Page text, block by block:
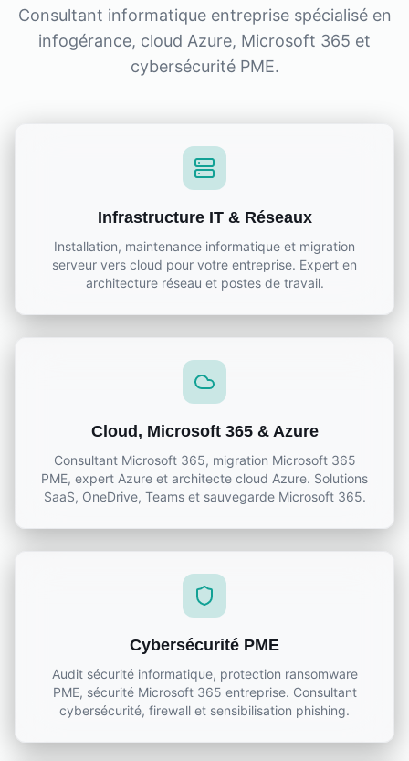
Consultant informatique entreprise spécialisé en
infogérance, cloud Azure, Microsoft 365 et
cybersécurité PME.
Infrastructure IT & Réseaux
Installation, maintenance informatique et migration
serveur vers cloud pour votre entreprise. Expert en
architecture réseau et postes de travail.
Cloud, Microsoft 365 & Azure
Consultant Microsoft 365, migration Microsoft 365
PME, expert Azure et architecte cloud Azure. Solutions
SaaS, OneDrive, Teams et sauvegarde Microsoft 365.
Cybersécurité PME
Audit sécurité informatique, protection ransomware
PME, sécurité Microsoft 365 entreprise. Consultant
cybersécurité, firewall et sensibilisation phishing.